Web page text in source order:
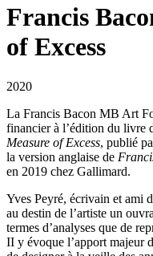
Francis
of Excess
2020
La Francis Bacon MB Art
financier à l’édition du livre
Measure of Excess, publié
la version anglaise de
en 2019 chez Gallimard.
Yves Peyré, écrivain et ami
au destin de l’artiste un
termes d’analyses que de
II y évoque l’apport majeur